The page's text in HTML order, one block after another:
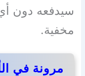
سيدفعه دون
مخفية.
مرونة في